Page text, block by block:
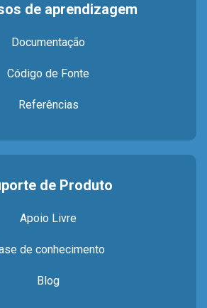
de aprendizagem
Documentação
Código de Fonte
Referências
de Produto
Apoio Livre
de conhecimento
Blog